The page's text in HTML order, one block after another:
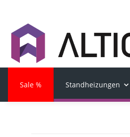
Sale % Standheizungen